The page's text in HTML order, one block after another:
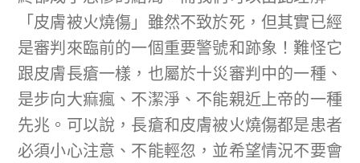
「皮膚被火燒傷」雖然不致於死，但其實已經
是審判來臨前的一個重要警號和跡象！難怪它
跟皮膚長瘡一樣，也屬於十災審判中的一種、
是步向大痲瘋、不潔淨、不能親近上帝的一種
先兆。可以說，長瘡和皮膚被火燒傷都是患者
必須小心注意、不能輕忽，並希望情況不要會